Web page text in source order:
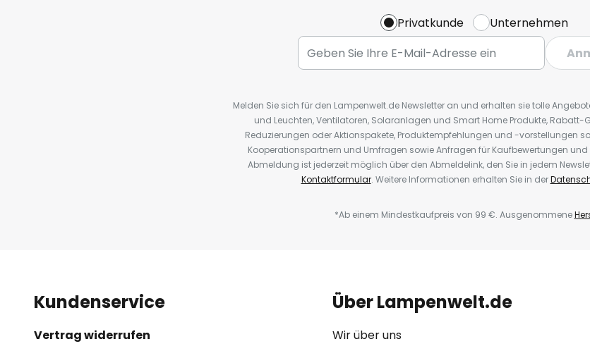
Privatkunde
Unternehmen
Melden Sie sich für den Lampenwelt.de Newsletter an und erhalten sie tolle
und Leuchten, Ventilatoren, Solaranlagen und Smart Home Produkte, Rabatt-
Reduzierungen oder Aktionspakete, Produktempfehlungen und -vorstellungen
Kooperationspartnern und Umfragen sowie Anfragen für Kaufbewertungen und
Abmeldung ist jederzeit möglich über den Abmeldelink, den Sie in jedem
Kontaktformular. Weitere Informationen erhalten Sie in der
*Ab einem Mindestkaufpreis von 99 €. Ausgenommene
Kundenservice
Vertrag widerrufen
Über Lampenwelt.de
Wir über uns